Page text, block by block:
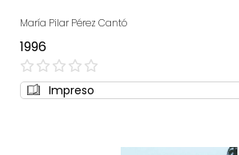
María Pilar Pérez Cantó
1996
0%
Impreso